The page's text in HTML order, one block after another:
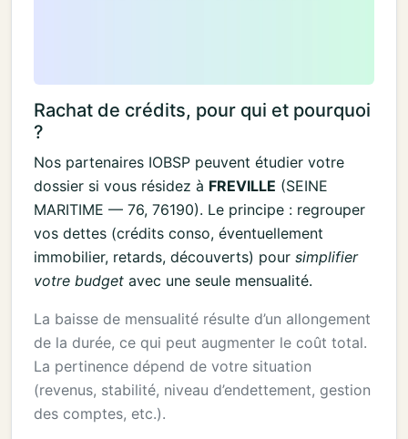
Rachat de crédits, pour qui et pourquoi
?
Nos partenaires IOBSP peuvent étudier votre
dossier si vous résidez à FREVILLE (SEINE
MARITIME — 76, 76190). Le principe : regrouper
vos dettes (crédits conso, éventuellement
immobilier, retards, découverts) pour simplifier
votre budget avec une seule mensualité.
La baisse de mensualité résulte d’un allongement
de la durée, ce qui peut augmenter le coût total.
La pertinence dépend de votre situation
(revenus, stabilité, niveau d’endettement, gestion
des comptes, etc.).